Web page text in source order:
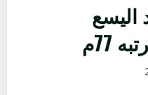
اليسع
77م